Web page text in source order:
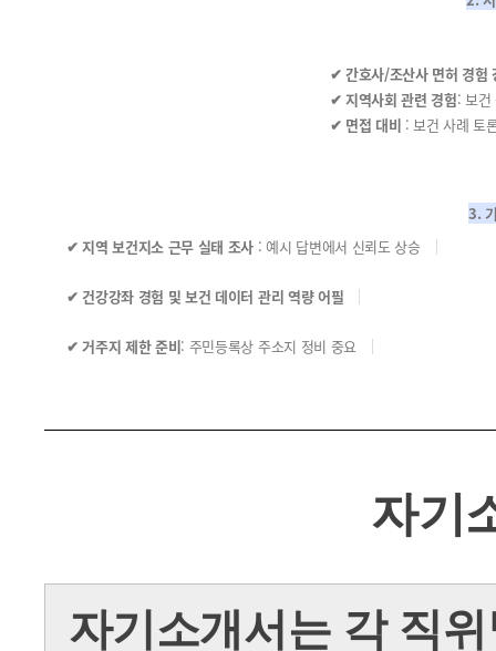
✔ 간호사/조산사 면허 경험
✔ 지역사회 관련 경험: 보
✔ 면접 대비 : 보건 사례 토
3.
✔ 지역 보건지소 근무 실태 조사 : 예시 답변에서 신뢰도 상승
✔ 건강강좌 경험 및 보건 데이터 관리 역량 어필
✔ 거주지 제한 준비: 주민등록상 주소지 정비 중요
자기
자기소개서는 각 직